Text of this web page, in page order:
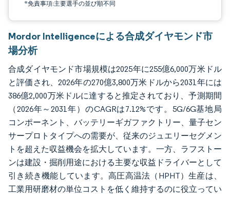
*免責事項:主要選手の並び順不同
Mordor Intelligenceによる合成ダイヤモンド市
場分析
合成ダイヤモンド市場規模は2025年に255億6,000万米ドル
と評価され、2026年の270億3,800万米ドルから2031年には
386億2,000万米ドルに達すると推定されており、予測期間
（2026年～2031年）のCAGRは7.12%です。5G/6G基地局
コンポーネント、バッテリーギガファクトリー、量子セン
サープロトタイプへの需要が、従来のジュエリーセグメン
トを超えた収益機会を拡大しています。一方、ラフストー
ンは建設・掘削用途における主要な収益ドライバーとして
引き続き機能しています。高圧高温法（HPHT）生産は、
工業用研磨材の単位コストを低く維持するのに役立ってい